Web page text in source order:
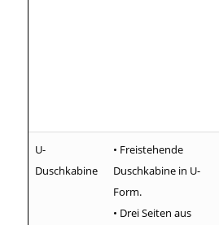
U-
Duschkabine
• Freistehende
Duschkabine in U-
Form.
• Drei Seiten aus